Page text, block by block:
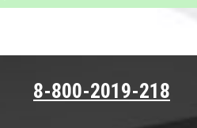
8-800-2019-218